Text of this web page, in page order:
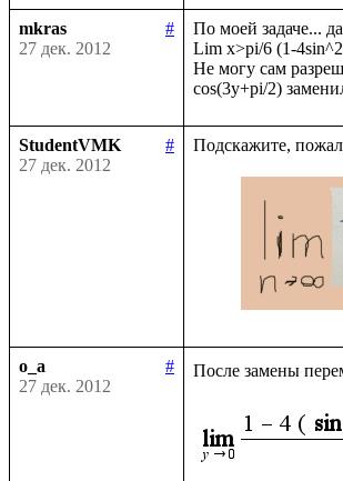
mkras
#
27 дек. 2012
По моей задаче...
Lim x>pi/6 (1-
Не могу сам
StudentVMK
#
27 дек. 2012
o_a
#
27 дек. 2012
После замены